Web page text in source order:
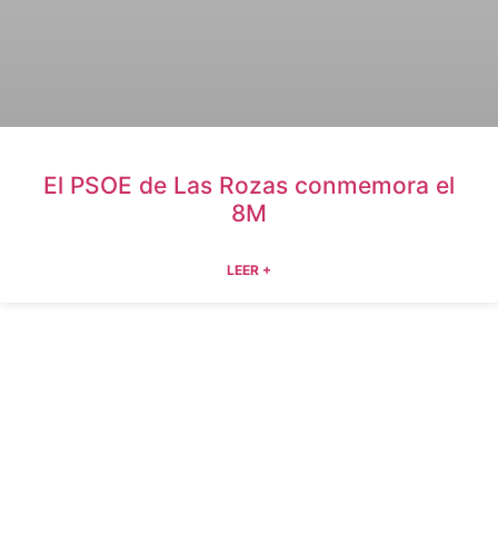
El PSOE de Las Rozas conmemora el
8M
LEER +